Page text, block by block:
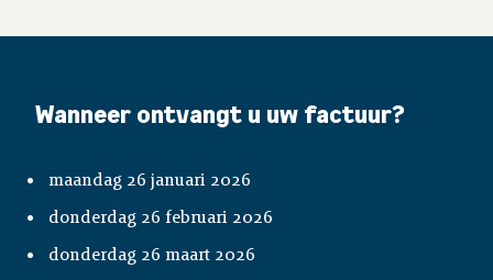
Contact
Wanneer ontvangt u uw factuur?
maandag 26 januari 2026
donderdag 26 februari 2026
donderdag 26 maart 2026